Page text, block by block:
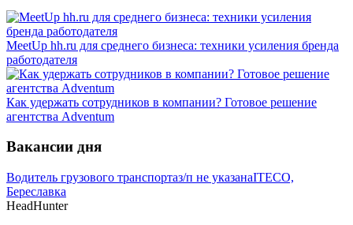
MeetUp hh.ru для среднего бизнеса: техники усиления бренда
работодателя
Как удержать сотрудников в компании? Готовое решение
агентства Adventum
Вакансии дня
Водитель грузового транспортаз/п не указанаITECO,
Береславка
HeadHunter